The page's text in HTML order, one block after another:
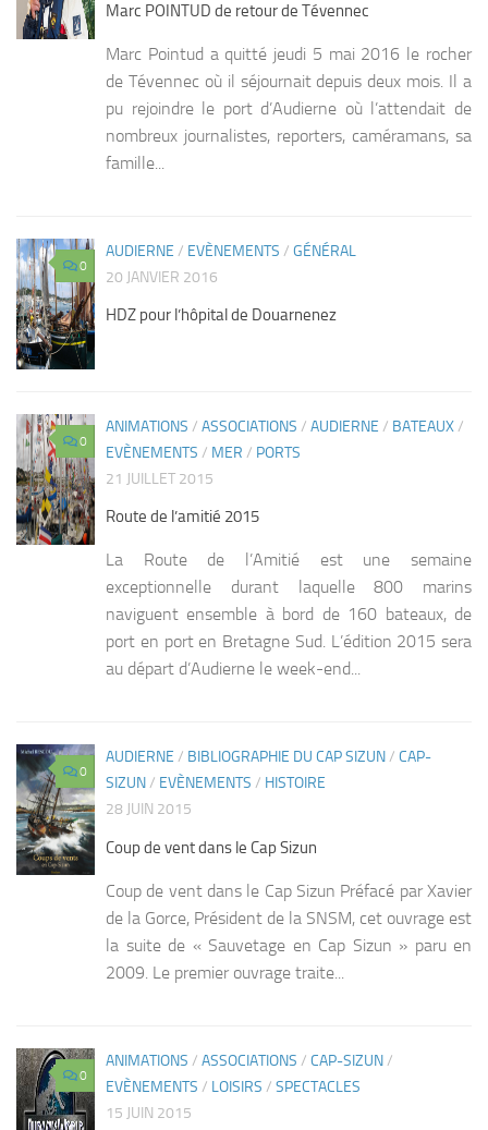
Marc POINTUD de retour de Tévennec
Marc Pointud a quitté jeudi 5 mai 2016 le rocher
de Tévennec où il séjournait depuis deux mois. Il a
pu rejoindre le port d’Audierne où l’attendait de
nombreux journalistes, reporters, caméramans, sa
famille...
0
AUDIERNE / EVÈNEMENTS / GÉNÉRAL
20 JANVIER 2016
HDZ pour l’hôpital de Douarnenez
0
ANIMATIONS / ASSOCIATIONS / AUDIERNE / BATEAUX/
EVÈNEMENTS / MER / PORTS
21 JUILLET 2015
Route de l’amitié 2015
La Route de l’Amitié est une semaine
exceptionnelle durant laquelle 800 marins
naviguent ensemble à bord de 160 bateaux, de
port en port en Bretagne Sud. L’édition 2015 sera
au départ d’Audierne le week-end...
0
AUDIERNE / BIBLIOGRAPHIE DU CAP SIZUN/ CAP-
SIZUN/ EVÈNEMENTS / HISTOIRE
28 JUIN 2015
Coup de vent dans le Cap Sizun
Coup de vent dans le Cap Sizun Préfacé par Xavier
de la Gorce, Président de la SNSM, cet ouvrage est
la suite de « Sauvetage en Cap Sizun » paru en
2009. Le premier ouvrage traite...
0
ANIMATIONS / ASSOCIATIONS / CAP-SIZUN/
EVÈNEMENTS / LOISIRS / SPECTACLES
15 JUIN 2015